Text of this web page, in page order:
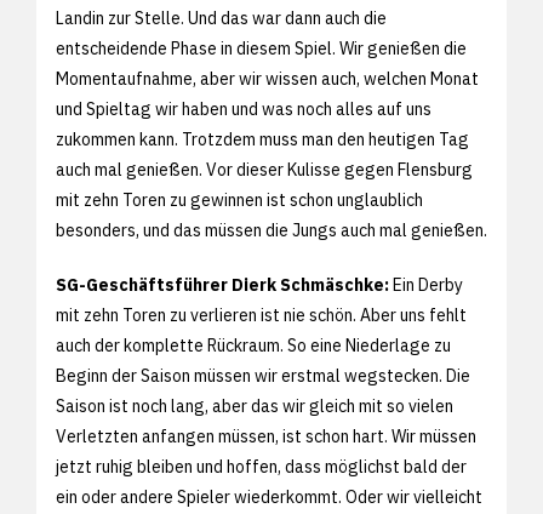
Landin zur Stelle. Und das war dann auch die
entscheidende Phase in diesem Spiel. Wir genießen die
Momentaufnahme, aber wir wissen auch, welchen Monat
und Spieltag wir haben und was noch alles auf uns
zukommen kann. Trotzdem muss man den heutigen Tag
auch mal genießen. Vor dieser Kulisse gegen Flensburg
mit zehn Toren zu gewinnen ist schon unglaublich
besonders, und das müssen die Jungs auch mal genießen.
SG-Geschäftsführer Dierk Schmäschke:Ein Derby
mit zehn Toren zu verlieren ist nie schön. Aber uns fehlt
auch der komplette Rückraum. So eine Niederlage zu
Beginn der Saison müssen wir erstmal wegstecken. Die
Saison ist noch lang, aber das wir gleich mit so vielen
Verletzten anfangen müssen, ist schon hart. Wir müssen
jetzt ruhig bleiben und hoffen, dass möglichst bald der
ein oder andere Spieler wiederkommt. Oder wir vielleicht